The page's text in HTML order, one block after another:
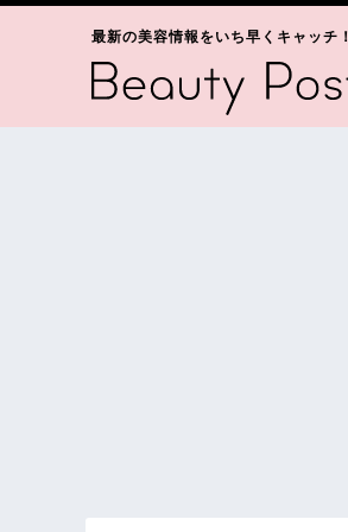
最新の美容情報をいち早くキャッチ！